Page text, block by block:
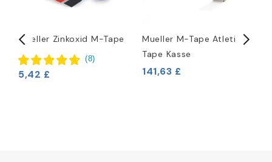
Mueller Zinkoxid M-Tape
(8)
5,42 £
Mueller M-Tape Atletik
Tape Kasse
141,63 £